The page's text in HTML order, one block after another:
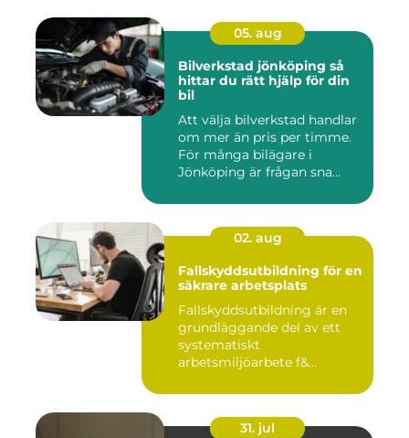
05. aug
Bilverkstad jönköping så
hittar du rätt hjälp för din
bil
Att välja bilverkstad handlar
om mer än pris per timme.
För många bilägare i
Jönköping är frågan sna...
02. aug
Fallskyddsutbildning för en
säkrare arbetsplats
Fallskyddsutbildning är en
grundläggande del av ett
systematiskt
arbetsmiljöarbete f&...
31. jul